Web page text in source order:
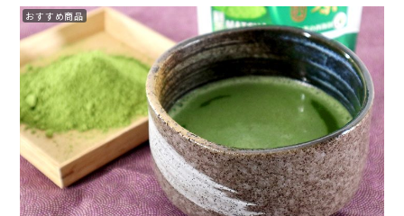
おすすめ商品